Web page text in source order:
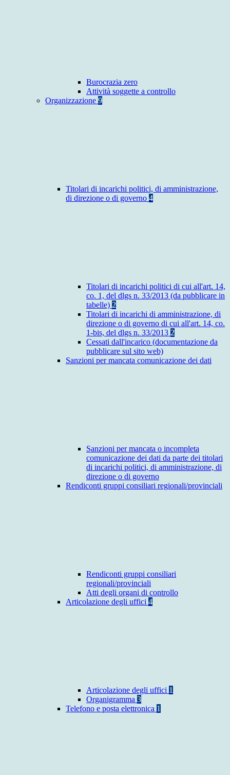
Burocrazia zero
Attività soggette a controllo
Organizzazione 9
Titolari di incarichi politici, di amministrazione,
di direzione o di governo 4
Titolari di incarichi politici di cui all'art. 14,
co. 1, del dlgs n. 33/2013 (da pubblicare in
tabelle) 2
Titolari di incarichi di amministrazione, di
direzione o di governo di cui all'art. 14, co.
1-bis, del dlgs n. 33/2013 2
Cessati dall'incarico (documentazione da
pubblicare sul sito web)
Sanzioni per mancata comunicazione dei dati
Sanzioni per mancata o incompleta
comunicazione dei dati da parte dei titolari
di incarichi politici, di amministrazione, di
direzione o di governo
Rendiconti gruppi consiliari regionali/provinciali
Rendiconti gruppi consiliari
regionali/provinciali
Atti degli organi di controllo
Articolazione degli uffici 4
Articolazione degli uffici 1
Organigramma 3
Telefono e posta elettronica 1